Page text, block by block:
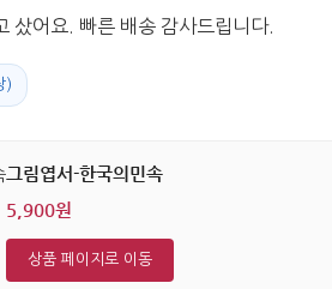
샀어요. 빠른 배송 감사드립니다.
)
그림엽서-한국의민속
5,900원
상품 페이지로 이동